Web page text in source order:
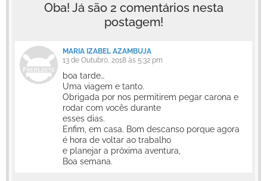
Oba! Já são 2 comentários nesta
postagem!
MARIA IZABEL AZAMBUJA
13 de Outubro, 2018 às 5:32 pm
boa tarde…
Uma viagem e tanto.
Obrigada por nos permitirem pegar carona e
rodar com vocês durante
esses dias.
Enfim, em casa. Bom descanso porque agora
é hora de voltar ao trabalho
e planejar a próxima aventura,
Boa semana.